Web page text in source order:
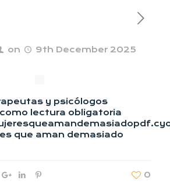
on 9th December 2025
y psicólogos
lectura obligatoria
que aman demasiado
0